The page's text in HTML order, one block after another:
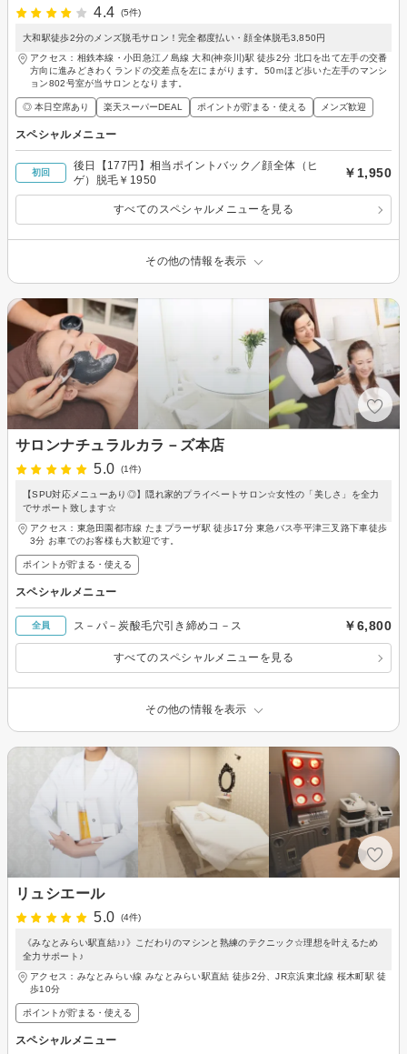
4.4
(5件)
大和駅徒歩2分のメンズ脱毛サロン！完全都度払い・顔全体脱毛3,850円
アクセス：相鉄本線・小田急江ノ島線 大和(神奈川)駅 徒歩2分 北口を出て左手の交番
方向に進みどきわくランドの交差点を左にまがります。50ｍほど歩いた左手のマンシ
ョン802号室が当サロンとなります。
◎ 本日空席あり 楽天スーパーDEAL ポイントが貯まる・使える メンズ歓迎
スペシャルメニュー
初回
後日【177円】相当ポイントバック／顔全体（ヒ
ゲ）脱毛￥1950
￥1,950
すべてのスペシャルメニューを見る
その他の情報を表示
サロンナチュラルカラ－ズ本店
5.0
(1件)
【SPU対応メニューあり◎】隠れ家的プライベートサロン☆女性の「美しさ」を全力
でサポート致します☆
アクセス：東急田園都市線 たまプラーザ駅 徒歩17分 東急バス亭平津三叉路下車徒歩
3分 お車でのお客様も大歓迎です。
ポイントが貯まる・使える
スペシャルメニュー
全員 ス－パ－炭酸毛穴引き締めコ－ス ￥6,800
すべてのスペシャルメニューを見る
その他の情報を表示
リュシエール
5.0
(4件)
《みなとみらい駅直結♪♪》こだわりのマシンと熟練のテクニック☆理想を叶えるため
全力サポート♪
アクセス：みなとみらい線 みなとみらい駅直結 徒歩2分、JR京浜東北線 桜木町駅 徒
歩10分
ポイントが貯まる・使える
スペシャルメニュー